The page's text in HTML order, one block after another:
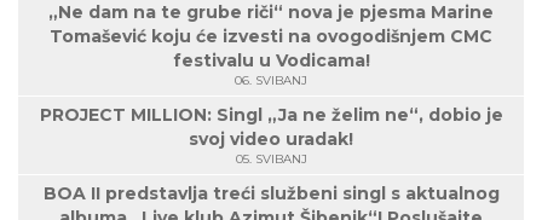
„Ne dam na te grube riči“ nova je pjesma Marine
Tomašević koju će izvesti na ovogodišnjem CMC
festivalu u Vodicama!
06. SVIBANJ
PROJECT MILLION: Singl „Ja ne želim ne“, dobio je
svoj video uradak!
05. SVIBANJ
BOA II predstavlja treći službeni singl s aktualnog